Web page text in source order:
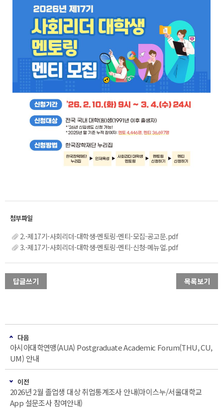
2.-제17기-사회리더-대학생-멘토링-멘티-모집-공고문.pdf
3.-제17기-사회리더-대학생-멘토링-멘티-신청-메뉴얼.pdf
답글쓰기 목록보기
다음
아시아대학연맹(AUA) Postgraduate Academic Forum(THU, CU,
UM) 안내
이전
2026년 2월 졸업생 대상 취업통계조사 안내(마이스누/서울대학교
App 설문조사 참여안내)